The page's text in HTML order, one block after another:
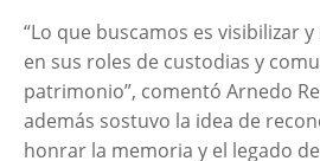
“Lo que buscamos es visibilizar
en sus roles de custodias y
patrimonio”, comentó Arnedo
además sostuvo la idea de
honrar la memoria y el legado